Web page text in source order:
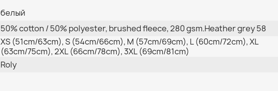
белый
50% cotton / 50% polyester, brushed fleece, 280 gsm.Heather grey 58
XS (51cm/63cm), S (54cm/66cm), M (57cm/69cm), L (60cm/72cm), XL
(63cm/75cm), 2XL (66cm/78cm), 3XL (69cm/81cm)
Roly